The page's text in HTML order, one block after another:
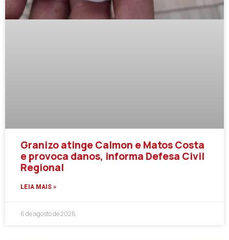
Granizo atinge Calmon e Matos Costa
e provoca danos, informa Defesa Civil
Regional
LEIA MAIS »
6 de agosto de 2026